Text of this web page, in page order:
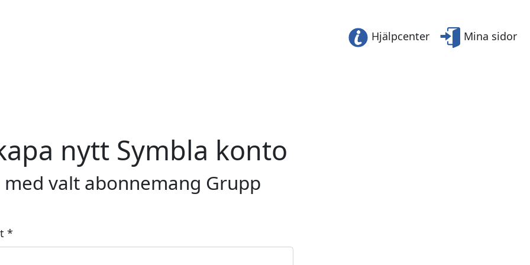
Hjälpcenter Mina sidor
nytt Symbla konto
med valt abonnemang Grupp
*